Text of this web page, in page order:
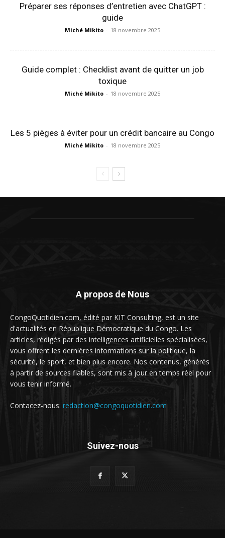
Préparer ses réponses d’entretien avec ChatGPT :
guide
Miché Mikito - 18 novembre 2025
Guide complet : Checklist avant de quitter un job
toxique
Miché Mikito - 18 novembre 2025
Les 5 pièges à éviter pour un crédit bancaire au Congo
Miché Mikito - 18 novembre 2025
A propos de Nous
CongoQuotidien.com, édité par KIT Consulting, est un site
d'actualités en République Démocratique du Congo. Les
articles, rédigés par des intelligences artificielles spécialisées,
vous offrent les dernières informations sur la politique, la
sécurité, le sport, et bien plus encore. Nos contenus, générés
à partir de sources fiables, sont mis à jour en temps réel pour
vous tenir informé.
Contacez-nous: redaction@congoquotidien.com
Suivez-nous